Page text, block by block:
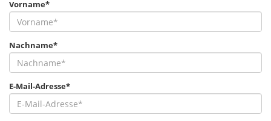
Vorname*
Nachname*
E-Mail-Adresse*